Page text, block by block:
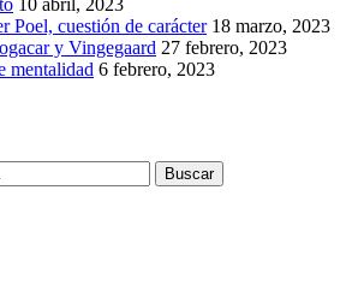
10 abril, 2023
Poel, cuestión de carácter 18 marzo, 2023
y Vingegaard 27 febrero, 2023
mentalidad 6 febrero, 2023
Buscar